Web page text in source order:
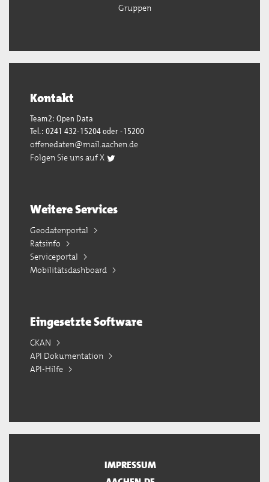
Gruppen
Kontakt
Team2: Open Data
Tel.: 0241 432-15204 oder -15200
offenedaten@mail.aachen.de
Folgen Sie uns auf X
Weitere Services
Geodatenportal
Ratsinfo
Serviceportal
Mobilitätsdashboard
Eingesetzte Software
CKAN
API Dokumentation
API-Hilfe
IMPRESSUM